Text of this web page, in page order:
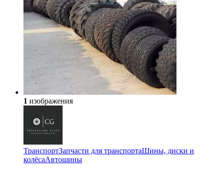
1 изображения
ТранспортЗапчасти для транспортаШины, диски и
колёсаАвтошины